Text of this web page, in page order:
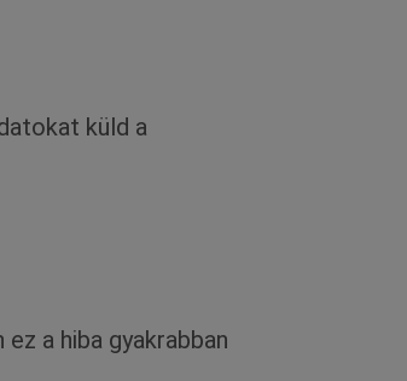
küld a
a hiba gyakrabban